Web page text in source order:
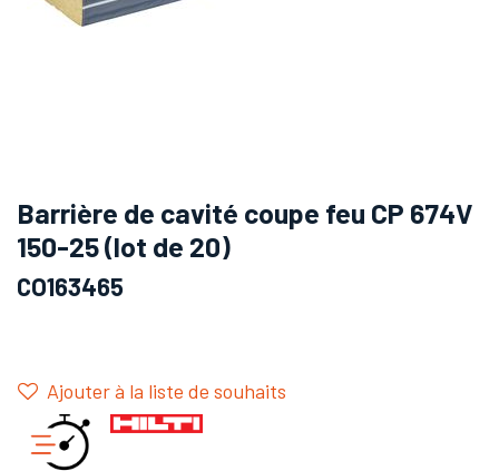
Barrière de cavité coupe feu CP 674V
150-25 (lot de 20)
CO163465
Ajouter à la liste de souhaits